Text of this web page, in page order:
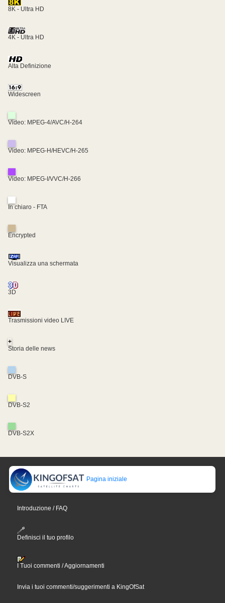
8K - Ultra HD
4K - Ultra HD
Alta Definizione
Widescreen
Video: MPEG-4/AVC/H-264
Video: MPEG-H/HEVC/H-265
Video: MPEG-I/VVC/H-266
In chiaro - FTA
Encrypted
Visualizza una schermata
3D
Trasmissioni video LIVE
+
Storia delle news
DVB-S
DVB-S2
DVB-S2X
Pagina iniziale
Introduzione / FAQ
Definisci il tuo profilo
I Tuoi commenti / Aggiornamenti
Invia i tuoi commenti/suggerimenti a KingOfSat